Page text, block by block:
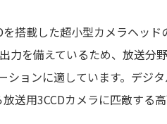
搭載した超小型カメラヘッド
力を備えているため、放送分
ションに適しています。デジ
送用3CCDカメラに匹敵する